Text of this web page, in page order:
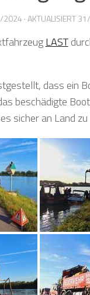
2024 · AKTUALISIERT
LAST
dass ein
beschädigte
sicher an Land zu